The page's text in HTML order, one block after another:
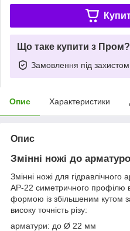
Що таке купити з Пром?
Замовлення під захистом
Опис Характеристики
Опис
Змінні ножі до
Змінні ножі для
АР-22 симетричного профілю
формою із збільшеним кутом
високу точність різу:
арматури: до Ø 22 мм